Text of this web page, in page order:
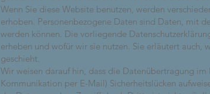
Wenn Sie diese Website benutzen, werden
erhoben. Personenbezogene Daten sind Daten, mit
werden können. Die vorliegende
erheben und wofür wir sie nutzen. Sie erläutert auch,
geschieht.
Wir weisen darauf hin, dass die Datenübertragung im
Kommunikation per E-Mail) Sicherheitslücken